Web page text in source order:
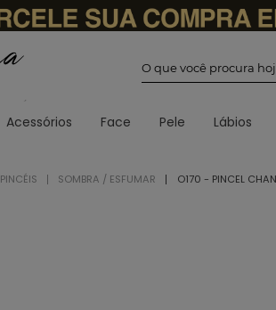
Acessórios Face Pele Lábios
PINCÉIS SOMBRA / ESFUMAR O170 - PINCEL